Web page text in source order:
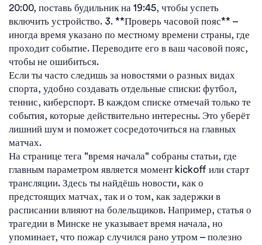
20:00, поставь будильник на 19:45, чтобы успеть
включить устройство. 3. **Проверь часовой пояс** –
иногда время указано по местному времени страны, где
проходит событие. Переводите его в ваш часовой пояс,
чтобы не ошибиться.
Если ты часто следишь за новостями о разных видах
спорта, удобно создавать отдельные списки: футбол,
теннис, киберспорт. В каждом списке отмечай только те
события, которые действительно интересны. Это уберёт
лишний шум и поможет сосредоточиться на главных
матчах.
На странице тега "время начала" собраны статьи, где
главным параметром является момент kickoff или старт
трансляции. Здесь ты найдёшь новости, как о
предстоящих матчах, так и о том, как задержки в
расписании влияют на болельщиков. Например, статья о
трагедии в Минске не указывает время начала, но
упоминает, что пожар случился рано утром – полезно